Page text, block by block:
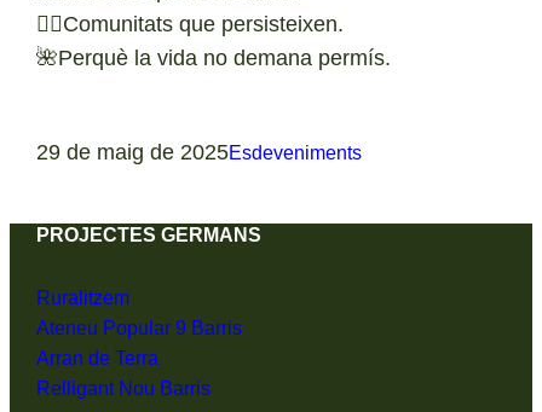
✊🏽Comunitats que persisteixen.
🌺Perquè la vida no demana permís.⁩
29 de maig de 2025Esdeveniments
PROJECTES GERMANS
Ruralitzem
Ateneu Popular 9 Barris
Arran de Terra
Relligant Nou Barris